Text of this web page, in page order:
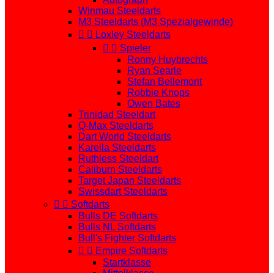
Winmau Steeldarts
M3 Steeldarts (M3 Spezialgewinde)
  Loxley Steeldarts
  Spieler
Ronny Huybrechts
Ryan Searle
Stefan Bellemont
Robbie Knops
Owen Bates
Trinidad Steeldart
Q-Max Steeldarts
Dart World Steeldarts
Karella Steeldarts
Ruthless Steeldart
Caliburn Steeldarts
Target Japan Steeldarts
Swissdart Steeldarts
  Softdarts
Bulls DE Softdarts
Bulls NL Softdarts
Bull's Fighter Softdarts
  Empire Softdarts
Startklasse